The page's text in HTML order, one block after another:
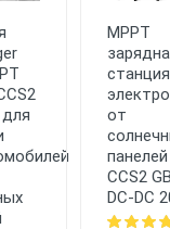
для
MPPT
от
панелей
CCS2
DC-DC